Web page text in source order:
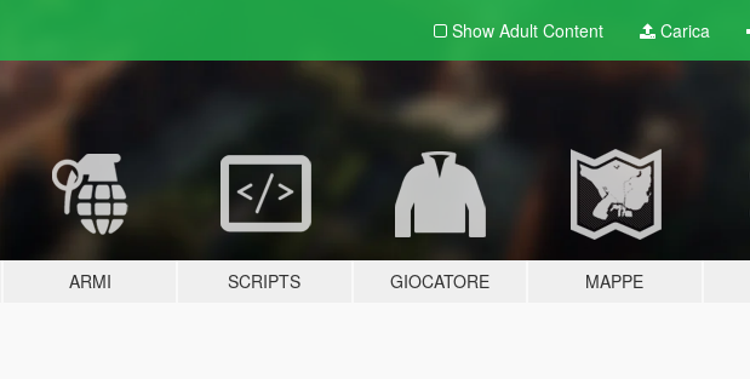
Show Adult Content Carica
ARMI SCRIPTS GIOCATORE MAPPE